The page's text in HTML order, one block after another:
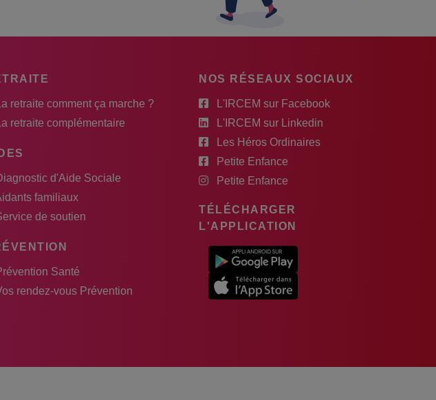
La retraite comment ça marche ?
La retraite complémentaire
d'Aide Sociale
familiaux
de soutien
Santé
rendez-vous Prévention
NOS RÉSEAUX SOCIAUX
L'IRCEM sur Facebook
L'IRCEM sur Linkedin
Les Héros Ordinaires
Petite Enfance
Petite Enfance
TÉLÉCHARGER
L'APPLICATION